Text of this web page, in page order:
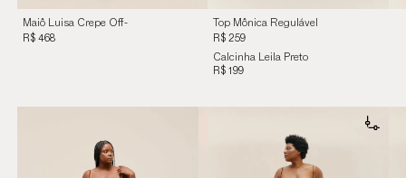
Maiô Luisa Crepe Off-
White
R$ 468
Top Mônica Regulável
Preto
R$ 259
Calcinha Leila Preto
R$ 199